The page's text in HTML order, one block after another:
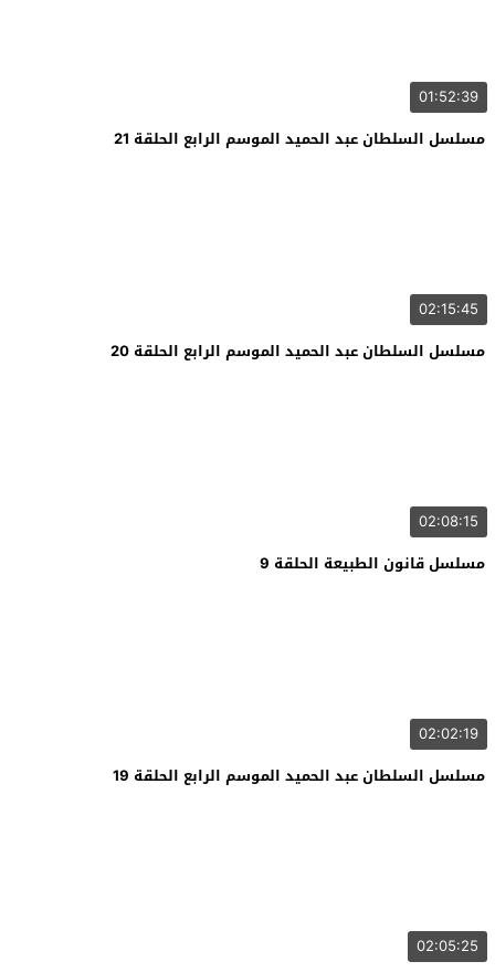
01:52:39
مسلسل السلطان عبد الحميد الموسم الرابع الحلقة 21
02:15:45
مسلسل السلطان عبد الحميد الموسم الرابع الحلقة 20
02:08:15
مسلسل قانون الطبيعة الحلقة 9
02:02:19
مسلسل السلطان عبد الحميد الموسم الرابع الحلقة 19
02:05:25